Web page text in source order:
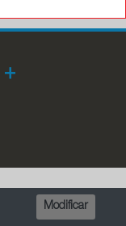
Modificar
+